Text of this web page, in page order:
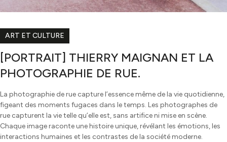
ART ET CULTURE
[PORTRAIT] THIERRY MAIGNAN ET LA
PHOTOGRAPHIE DE RUE.
La photographie de rue capture l’essence même de la vie quotidienne,
figeant des moments fugaces dans le temps. Les photographes de
rue capturent la vie telle qu’elle est, sans artifice ni mise en scène.
Chaque image raconte une histoire unique, révélant les émotions, les
interactions humaines et les contrastes de la société moderne.